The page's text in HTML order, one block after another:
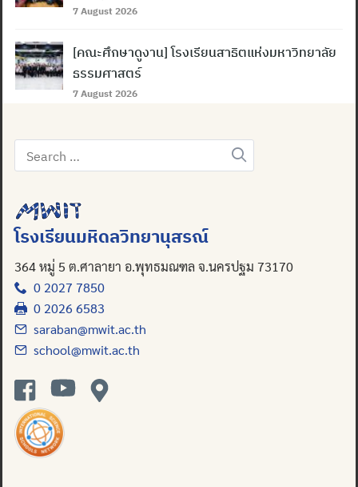
7 August 2026
[คณะศึกษาดูงาน] โรงเรียนสาธิตแห่งมหาวิทยาลัย
ธรรมศาสตร์
7 August 2026
Search
for:
โรงเรียนมหิดลวิทยานุสรณ์
364 หมู่ 5 ต.ศาลายา อ.พุทธมณฑล จ.นครปฐม 73170
0 2027 7850
0 2026 6583
saraban@mwit.ac.th
school@mwit.ac.th